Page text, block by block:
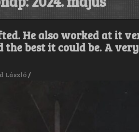
He also worked at it
the best it could be. A
László/